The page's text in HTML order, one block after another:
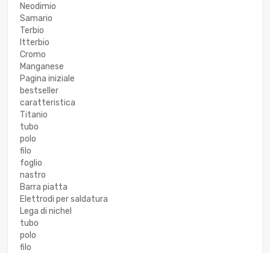
Neodimio
Samario
Terbio
Itterbio
Cromo
Manganese
Pagina iniziale
bestseller
caratteristica
Titanio
tubo
polo
filo
foglio
nastro
Barra piatta
Elettrodi per saldatura
Lega di nichel
tubo
polo
filo